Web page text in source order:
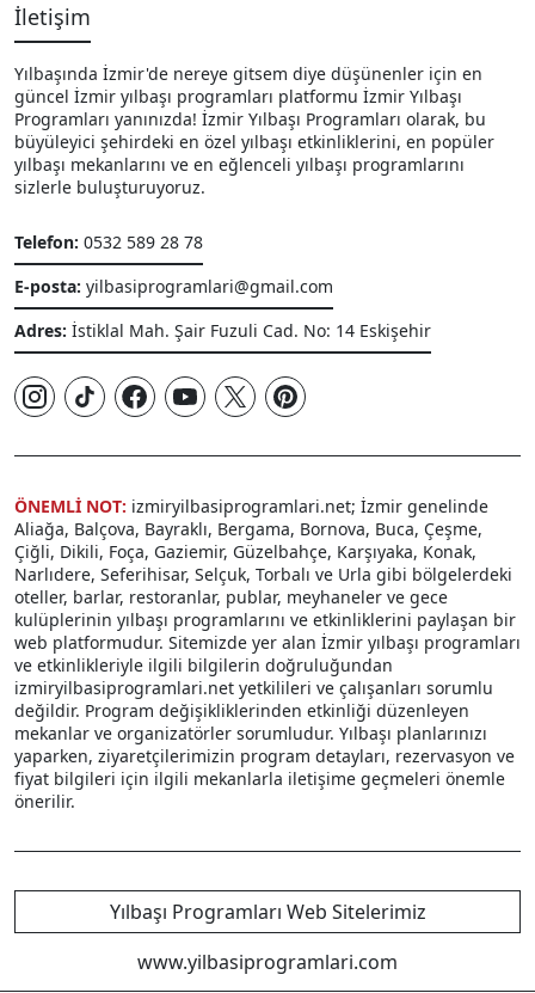
İletişim
Yılbaşında İzmir'de nereye gitsem diye düşünenler için en
güncel İzmir yılbaşı programları platformu İzmir Yılbaşı
Programları yanınızda! İzmir Yılbaşı Programları olarak, bu
büyüleyici şehirdeki en özel yılbaşı etkinliklerini, en popüler
yılbaşı mekanlarını ve en eğlenceli yılbaşı programlarını
sizlerle buluşturuyoruz.
Telefon: 0532 589 28 78
E-posta: yilbasiprogramlari@gmail.com
Adres: İstiklal Mah. Şair Fuzuli Cad. No: 14 Eskişehir
ÖNEMLİ NOT: izmiryilbasiprogramlari.net; İzmir genelinde
Aliağa, Balçova, Bayraklı, Bergama, Bornova, Buca, Çeşme,
Çiğli, Dikili, Foça, Gaziemir, Güzelbahçe, Karşıyaka, Konak,
Narlıdere, Seferihisar, Selçuk, Torbalı ve Urla gibi bölgelerdeki
oteller, barlar, restoranlar, publar, meyhaneler ve gece
kulüplerinin yılbaşı programlarını ve etkinliklerini paylaşan bir
web platformudur. Sitemizde yer alan İzmir yılbaşı programları
ve etkinlikleriyle ilgili bilgilerin doğruluğundan
izmiryilbasiprogramlari.net yetkilileri ve çalışanları sorumlu
değildir. Program değişikliklerinden etkinliği düzenleyen
mekanlar ve organizatörler sorumludur. Yılbaşı planlarınızı
yaparken, ziyaretçilerimizin program detayları, rezervasyon ve
fiyat bilgileri için ilgili mekanlarla iletişime geçmeleri önemle
önerilir.
Yılbaşı Programları Web Sitelerimiz
www.yilbasiprogramlari.com